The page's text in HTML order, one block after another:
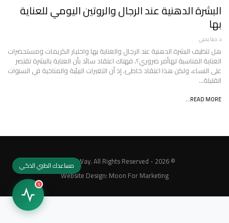
البشرة الدهنية عند الرجال والروتين اليومي للعناية
بها
د. دينا يحيى
هل تنظيف البشرة الدهنية عند الرجال والعناية بها واختيار الكريمات ومستحضرات
العناية المناسبة لهاأمر ضروري؟، فهناك اعتقاد سائد بأن العناية بالبشرة تقتصر
على النساء، ولكن هذا اعتقاد خاطئ، إذ أن التغيرات البيئية والمناخية في السنوات
القليلة…
READ MORE...
© 2026 - MedicalWay. All Rights Reserved.
Website Design: Moon For Marketing
مساعدك الطبي الذكي
1